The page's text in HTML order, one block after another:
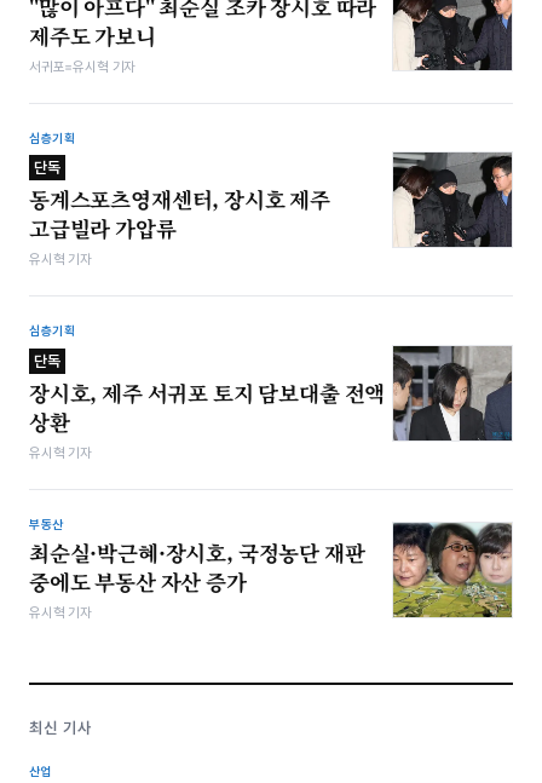
"많이 아프다" 최순실 조카 장시호 따라
제주도 가보니
서귀포=유시혁 기자
심층기획
단독
동계스포츠영재센터, 장시호 제주
고급빌라 가압류
유시혁 기자
심층기획
단독
장시호, 제주 서귀포 토지 담보대출 전액
상환
유시혁 기자
부동산
최순실·박근혜·장시호, 국정농단 재판
중에도 부동산 자산 증가
유시혁 기자
최신 기사
산업